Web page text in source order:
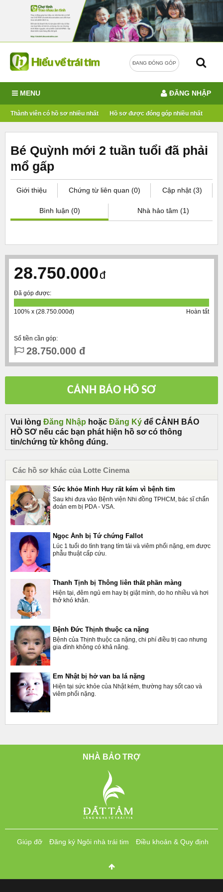
ĐANG ĐÓNG GÓP
MENU
Thành viên có hồ sơ nhiều nhất Hồ sơ được đóng góp nhiều nhất
ĐĂNG NHẬP
Bé Quỳnh mới 2 tuần tuổi đã phải
mổ gấp
Giới thiệu Chứng từ liên quan (0) Cập nhật (3)
Bình luận (0) Nhà hảo tâm (1)
28.750.000đ
Đã góp được:
100% x (28.750.000đ) Hoàn tất
Số tiền cần góp:
28.750.000 đ
Vui lòng Đăng Nhập hoặc Đăng Ký để CẢNH BÁO
HỒ SƠ nếu các bạn phát hiện hồ sơ có thông
tin/chứng từ không đúng.
Các hồ sơ khác của Lotte Cinema
Sức khỏe Minh Huy rất kém vì bệnh tim
Sau khi đưa vào Bệnh viện Nhi đồng TPHCM, bác sĩ chẩn
đoán em bị PDA - VSA.
Ngọc Ánh bị Tứ chứng Fallot
Lúc 1 tuổi do tình trạng tím tái và viêm phổi nặng, em được
phẫu thuật cấp cứu.
Thanh Tịnh bị Thông liên thất phần màng
Hiện tại, đêm ngủ em hay bị giật mình, do ho nhiều và hơi
thở khó khăn.
Bệnh Đức Thịnh thuộc ca nặng
Bệnh của Thịnh thuộc ca nặng, chi phí điều trị cao nhưng
gia đình không có khả năng.
Em Nhật bị hở van ba lá nặng
Hiện tại sức khỏe của Nhật kém, thường hay sốt cao và
viêm phổi nặng.
NHÀ BẢO TRỢ
Giúp đỡ Đăng ký Ngôi nhà trái tim Điều khoản & Quy định